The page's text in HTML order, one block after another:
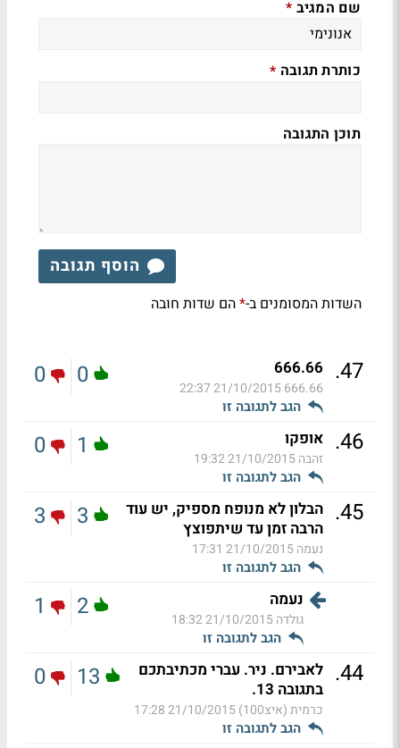
שם המגיב *
כותרת תגובה *
תוכן התגובה
הוסף תגובה
השדות המסומנים ב-*הם שדות חובה
47
.
666.66
666.66
21/10/2015 22:37
הגב לתגובה זו
0
0
46
. אופקו
זהבה21/10/2015 19:32
הגב לתגובה זו
1
0
45
. הבלון לא מנופח מספיק, יש עוד
הרבה זמן עד שיתפוצץ
נעמה21/10/2015 17:31
הגב לתגובה זו
3
3
נעמה
גולדה21/10/2015 18:32
הגב לתגובה זו
2
1
44
. לאבירם. ניר. עברי מכתיבתכם
בתגובה 13.
כרמית (איצ100) 21/10/2015 17:28
הגב לתגובה זו
13
0